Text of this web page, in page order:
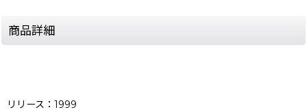
商品詳細
リリース：1999